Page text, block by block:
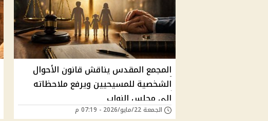
المجمع المقدس يناقش قانون الأحوال
الشخصية للمسيحيين ويرفع ملاحظاته
إلى مجلس النواب
الجمعة 22/مايو/2026 - 07:19 م